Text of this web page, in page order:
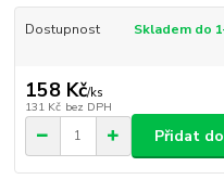
Dostupnost Skladem do
158 Kč/ks
131 Kč bez DPH
Přidat